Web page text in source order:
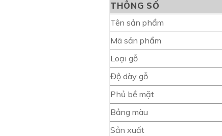
THÔNG SỐ
Tên sản phẩm
Mã sản phẩm
Loại gỗ
Độ dày gỗ
Phủ bề mặt
Bảng màu
Sản xuất